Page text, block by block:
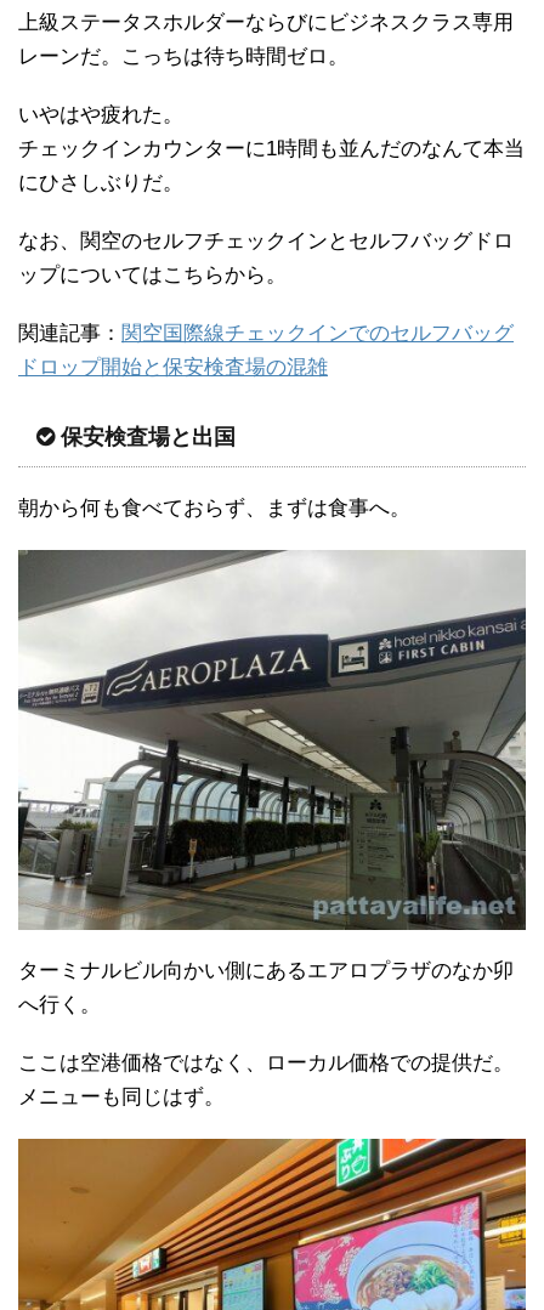
上級ステータスホルダーならびにビジネスクラス専用
レーンだ。こっちは待ち時間ゼロ。
いやはや疲れた。
チェックインカウンターに1時間も並んだのなんて本当
にひさしぶりだ。
なお、関空のセルフチェックインとセルフバッグドロ
ップについてはこちらから。
関連記事： 関空国際線チェックインでのセルフバッグ
ドロップ開始と保安検査場の混雑
保安検査場と出国
朝から何も食べておらず、まずは食事へ。
ターミナルビル向かい側にあるエアロプラザのなか卯
へ行く。
ここは空港価格ではなく、ローカル価格での提供だ。
メニューも同じはず。